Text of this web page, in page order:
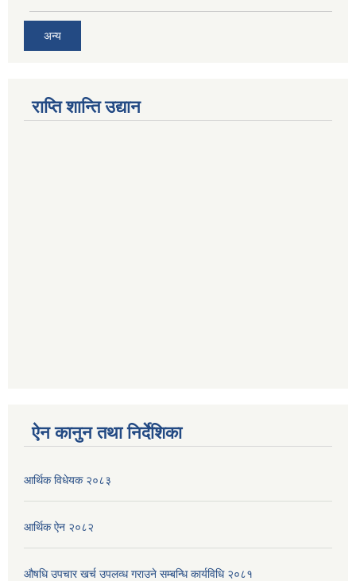
अन्य
राप्ति शान्ति उद्यान
ऐन कानुन तथा निर्देशिका
आर्थिक विधेयक २०८३
आर्थिक ऐन २०८२
औषधि उपचार खर्च उपलव्ध गराउने सम्बन्धि कार्यविधि २०८१